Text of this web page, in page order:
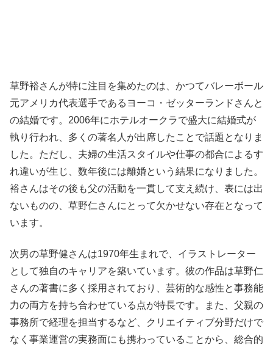
草野裕さんが特に注目を集めたのは、かつてバレーボール
元アメリカ代表選手であるヨーコ・ゼッターランドさんと
の結婚です。2006年にホテルオークラで盛大に結婚式が
執り行われ、多くの著名人が出席したことで話題となりま
した。ただし、夫婦の生活スタイルや仕事の都合によるす
れ違いが生じ、数年後には離婚という結果になりました。
裕さんはその後も父の活動を一貫して支え続け、表には出
ないものの、草野仁さんにとって欠かせない存在となって
います。
次男の草野健さんは1970年生まれで、イラストレーター
として独自のキャリアを築いています。彼の作品は草野仁
さんの著書に多く採用されており、芸術的な感性と事務能
力の両方を持ち合わせている点が特長です。また、父親の
事務所で経理を担当するなど、クリエイティブ分野だけで
なく事業運営の実務面にも携わっていることから、総合的